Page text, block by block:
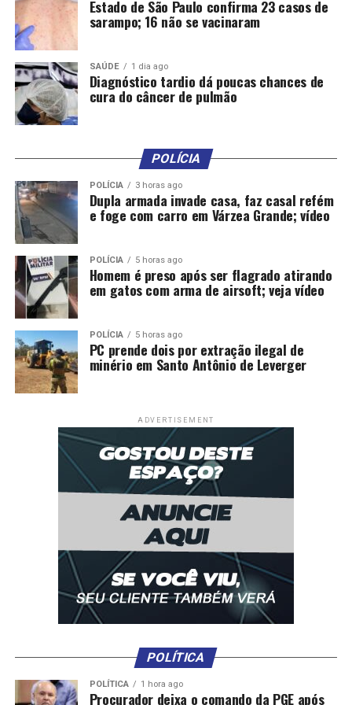
Fundação Instituto de Pesquisas Econômicas (FIPE) para
realizar um diagnóstico técnico e financeiro da
concessão do DAE, com prazo estimado de um a um ano
e meio para conclusão.
RELATED TOPICS: ÁGUA APÓS CHEFE DAE
DEMISSÃO
DESTAQUE
POLITICA
UP NEXT
Presidente do TCE destaca coragem de Mauro Mendes
em concluir Hospital Central
DON'T MISS
Com apoio dos poderes, Governo assina contrato e
Einstein tocará Hospital Central
Estado de São Paulo confirma 23 casos de
sarampo; 16 não se vacinaram
SAÚDE 1 dia ago
Diagnóstico tardio dá poucas chances de
cura do câncer de pulmão
POLÍCIA
POLÍCIA 3 horas ago
Dupla armada invade casa, faz casal refém
e foge com carro em Várzea Grande; vídeo
POLÍCIA 5 horas ago
Homem é preso após ser flagrado atirando
em gatos com arma de airsoft; veja vídeo
POLÍCIA 5 horas ago
PC prende dois por extração ilegal de
minério em Santo Antônio de Leverger
ADVERTISEMENT
POLÍTICA
POLÍTICA 1 hora ago
Procurador deixa o comando da PGE após